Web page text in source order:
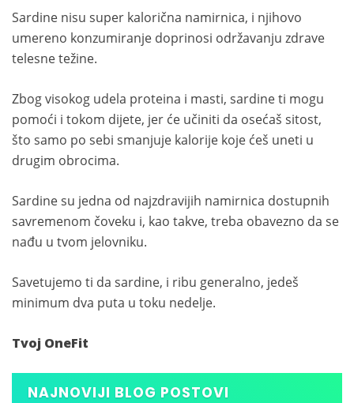
Sardine nisu super kalorična namirnica, i njihovo
umereno konzumiranje doprinosi održavanju zdrave
telesne težine.
Zbog visokog udela proteina i masti, sardine ti mogu
pomoći i tokom dijete, jer će učiniti da osećaš sitost,
što samo po sebi smanjuje kalorije koje ćeš uneti u
drugim obrocima.
Sardine su jedna od najzdravijih namirnica dostupnih
savremenom čoveku i, kao takve, treba obavezno da se
nađu u tvom jelovniku.
Savetujemo ti da sardine, i ribu generalno, jedeš
minimum dva puta u toku nedelje.
Tvoj OneFit
NAJNOVIJI BLOG POSTOVI